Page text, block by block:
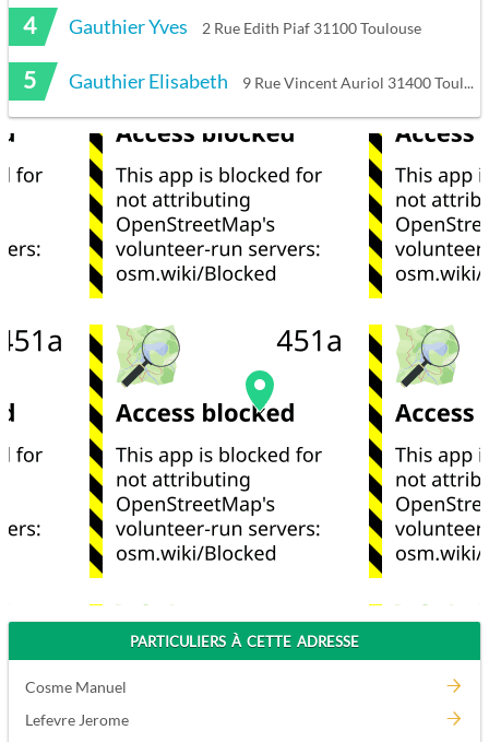
4 Gauthier Yves 2 Rue Edith Piaf 31100 Toulouse
5 Gauthier Elisabeth 9 Rue Vincent Auriol 31400 Toulouse
PARTICULIERS À CETTE ADRESSE
Cosme Manuel
Lefevre Jerome